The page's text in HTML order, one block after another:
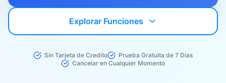
Explorar Funciones
Sin Tarjeta de Credito
Prueba Gratuita de 7 Dias
Cancelar en Cualquier Momento